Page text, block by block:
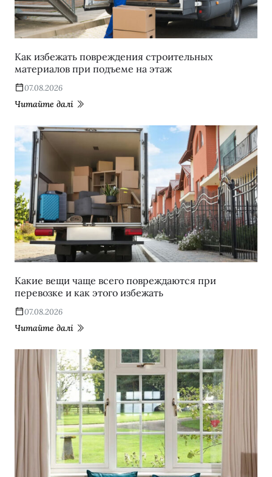
Как избежать повреждения строительных
материалов при подъеме на этаж
07.08.2026
Читайте далі
Какие вещи чаще всего повреждаются при
перевозке и как этого избежать
07.08.2026
Читайте далі